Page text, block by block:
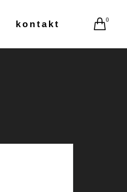
0
kontakt